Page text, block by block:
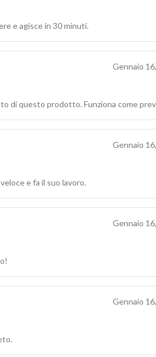
e agisce in 30 minuti.
Gennaio
di questo prodotto. Funziona come
Gennaio
e fa il suo lavoro.
Gennaio
Gennaio